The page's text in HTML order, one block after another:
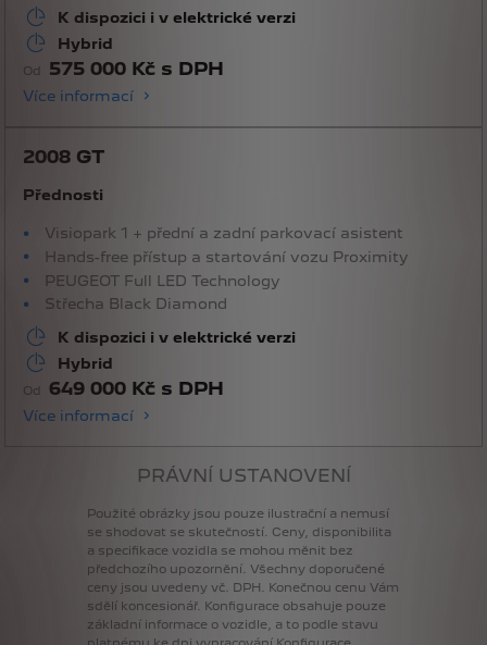
K dispozici i v elektrické verzi
Hybrid
Od 575 000 Kč s DPH
Více informací
2008 GT
Přednosti
Visiopark 1 + přední a zadní parkovací asistent
Hands-free přístup a startování vozu Proximity
PEUGEOT Full LED Technology
Střecha Black Diamond
K dispozici i v elektrické verzi
Hybrid
Od 649 000 Kč s DPH
Více informací
PRÁVNÍ USTANOVENÍ
Použité obrázky jsou pouze ilustrační a nemusí
se shodovat se skutečností. Ceny, disponibilita
a specifikace vozidla se mohou měnit bez
předchozího upozornění. Všechny doporučené
ceny jsou uvedeny vč. DPH. Konečnou cenu Vám
sdělí koncesionář. Konfigurace obsahuje pouze
základní informace o vozidle, a to podle stavu